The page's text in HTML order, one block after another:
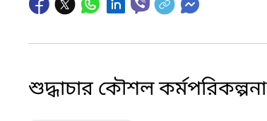
শুদ্ধাচার কৌশল কর্মপরিকল্পনা